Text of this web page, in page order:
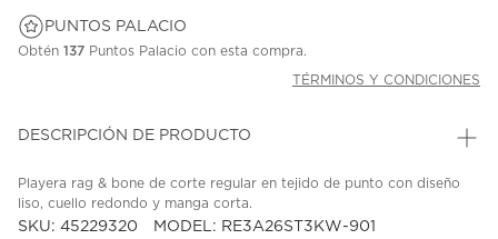
PUNTOS PALACIO
Obtén 137 Puntos Palacio con esta compra.
TÉRMINOS Y CONDICIONES
DESCRIPCIÓN DE PRODUCTO
Playera rag & bone de corte regular en tejido de punto con diseño
liso, cuello redondo y manga corta.
SKU: 45229320 MODEL: RE3A26ST3KW-901